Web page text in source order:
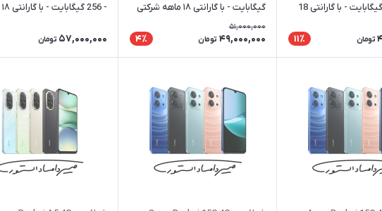
رم 8 - 256 گیگابایت - با گارانتی 18
تومان 11٪
گیگابایت - با گارانتی ۱۸ ماهه شرکتی
51,000,000
49,000,000 تومان 4٪ 57,000,000 تومان